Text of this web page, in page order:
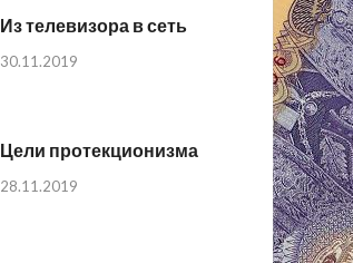
Из телевизора в сеть
30.11.2019
Цели протекционизма
28.11.2019